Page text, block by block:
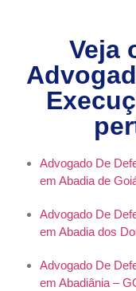
Veja
Advogado De
em Abadia de
Advogado De
em Abadia dos
Advogado De
em Abadiânia –